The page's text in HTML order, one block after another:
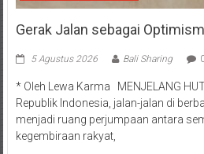
Gerak Jalan sebagai
5 Agustus 2026 Bali Sharing
* Oleh Lewa Karma MENJELANG
Republik Indonesia, jalan-jalan di
menjadi ruang perjumpaan antara
kegembiraan rakyat,